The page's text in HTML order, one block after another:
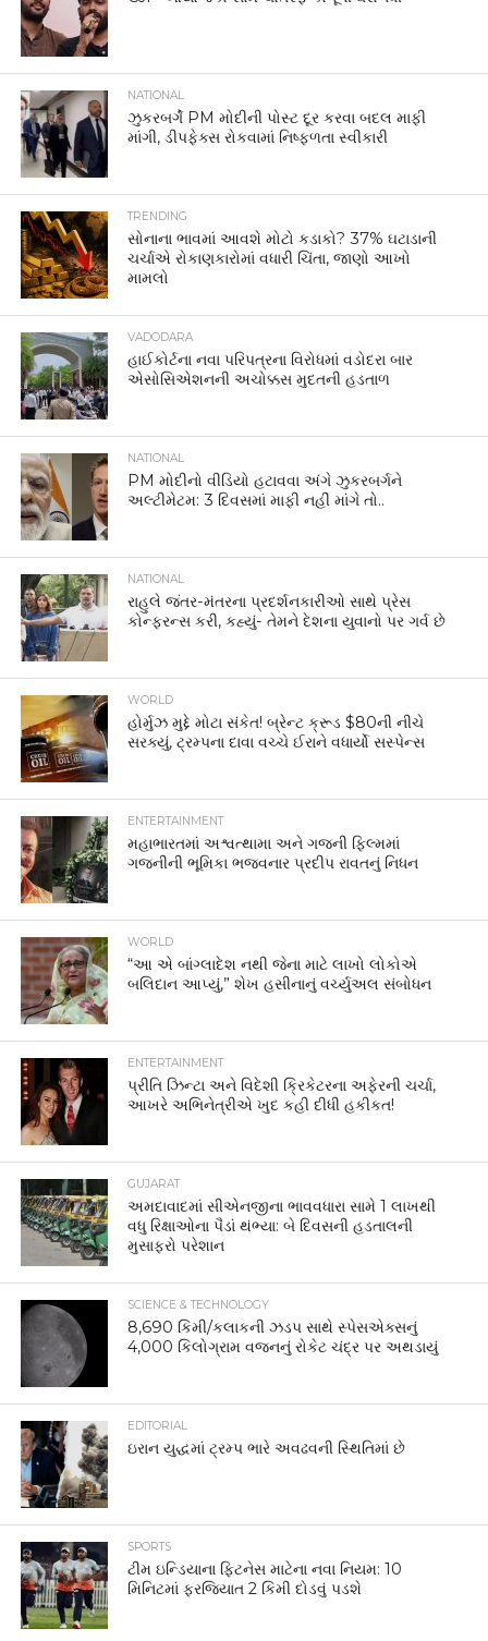
NATIONAL
ઝુકરબર્ગે PM મોદીની પોસ્ટ દૂર કરવા બદલ માફી
માંગી, ડીપફેક્સ રોકવામાં નિષ્ફળતા સ્વીકારી
TRENDING
સોનાના ભાવમાં આવશે મોટો કડાકો? 37% ઘટાડાની
ચર્ચાએ રોકાણકારોમાં વધારી ચિંતા, જાણો આખો
મામલો
VADODARA
હાઈકોર્ટના નવા પરિપત્રના વિરોધમાં વડોદરા બાર
એસોસિએશનની અચોક્કસ મુદતની હડતાળ
NATIONAL
PM મોદીનો વીડિયો હટાવવા અંગે ઝુકરબર્ગને
અલ્ટીમેટમ: 3 દિવસમાં માફી નહીં માંગે તો..
NATIONAL
રાહુલે જંતર-મંતરના પ્રદર્શનકારીઓ સાથે પ્રેસ
કોન્ફરન્સ કરી, કહ્યું- તેમને દેશના યુવાનો પર ગર્વ છે
WORLD
હોર્મુઝ મુદ્દે મોટા સંકેત! બ્રેન્ટ ક્રૂડ $80ની નીચે
સરક્યું, ટ્રમ્પના દાવા વચ્ચે ઈરાને વધાર્યો સસ્પેન્સ
ENTERTAINMENT
મહાભારતમાં અશ્વત્થામા અને ગજની ફિલ્મમાં
ગજનીની ભૂમિકા ભજવનાર પ્રદીપ રાવતનું નિધન
WORLD
“આ એ બાંગ્લાદેશ નથી જેના માટે લાખો લોકોએ
બલિદાન આપ્યું,” શેખ હસીનાનું વર્ચ્યુઅલ સંબોધન
ENTERTAINMENT
પ્રીતિ ઝિન્ટા અને વિદેશી ક્રિકેટરના અફેરની ચર્ચા,
આખરે અભિનેત્રીએ ખુદ કહી દીધી હકીકત!
GUJARAT
અમદાવાદમાં સીએનજીના ભાવવધારા સામે 1 લાખથી
વધુ રિક્ષાઓના પૈડાં થંભ્યા: બે દિવસની હડતાલની
મુસાફરો પરેશાન
SCIENCE & TECHNOLOGY
8,690 કિમી/કલાકની ઝડપ સાથે સ્પેસએક્સનું
4,000 કિલોગ્રામ વજનનું રોકેટ ચંદ્ર પર અથડાયું
EDITORIAL
ઇરાન યુદ્ધમાં ટ્રમ્પ ભારે અવઢવની સ્થિતિમાં છે
SPORTS
ટીમ ઇન્ડિયાના ફિટનેસ માટેના નવા નિયમ: 10
મિનિટમાં ફરજિયાત 2 કિમી દોડવું પડશે